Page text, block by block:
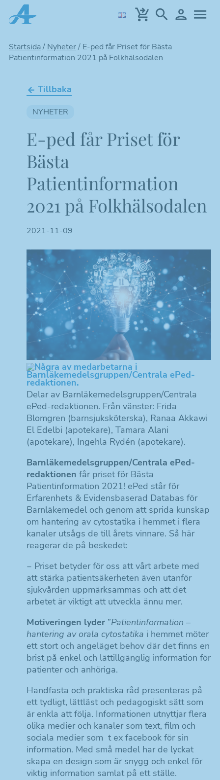
Hoppa
till
Startsida/ Nyheter/ E-ped får Priset för Bästa
Patientinformation 2021 på Folkhälsodalen
Tillbaka
NYHETER
E-ped får Priset för
Bästa
Patientinformation
2021 på Folkhälsodalen
2021-11-09
Delar av Barnläkemedelsgruppen/Centrala
ePed-redaktionen. Från vänster: Frida
Blomgren (barnsjuksköterska), Ranaa Akkawi
El Edelbi (apotekare), Tamara Alani
(apotekare), Ingehla Rydén (apotekare).
Barnläkemedelsgruppen/Centrala ePed-
redaktionen får priset för Bästa
Patientinformation 2021! ePed står för
Erfarenhets & Evidensbaserad Databas för
Barnläkemedel och genom att sprida kunskap
om hantering av cytostatika i hemmet i flera
kanaler utsågs de till årets vinnare. Så här
reagerar de på beskedet:
‒ Priset betyder för oss att vårt arbete med
att stärka patientsäkerheten även utanför
sjukvården uppmärksammas och att det
arbetet är viktigt att utveckla ännu mer.
Motiveringen lyder ”Patientinformation –
hantering av orala cytostatika i hemmet möter
ett stort och angeläget behov där det finns en
brist på enkel och lättillgänglig information för
patienter och anhöriga.
Handfasta och praktiska råd presenteras på
ett tydligt, lättläst och pedagogiskt sätt som
är enkla att följa. Informationen utnyttjar flera
olika medier och kanaler som text, film och
sociala medier som t ex facebook för sin
information. Med små medel har de lyckat
skapa en design som är snygg och enkel för
viktig information samlat på ett ställe.